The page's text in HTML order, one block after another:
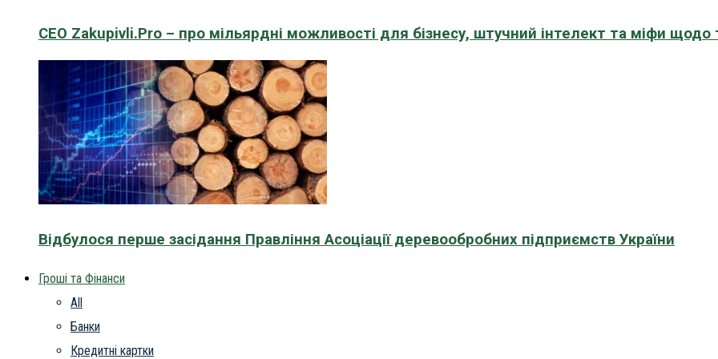
CEO Zakupivli.Pro – про мільярдні можливості для бізнесу, штучний інтелект та міфи щодо
Відбулося перше засідання Правління Асоціації деревообробних підприємств України
Гроші та Фінанси
All
Банки
Кредитні картки